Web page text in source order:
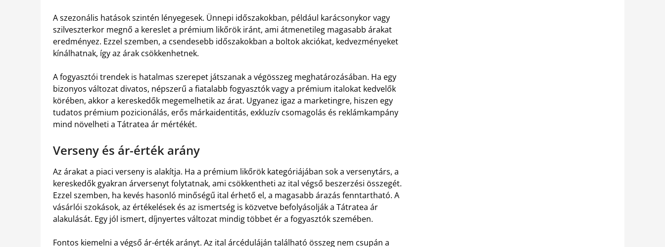
A szezonális hatások szintén lényegesek. Ünnepi időszakokban, például karácsonykor vagy
szilveszterkor megnő a kereslet a prémium likőrök iránt, ami átmenetileg magasabb árakat
eredményez. Ezzel szemben, a csendesebb időszakokban a boltok akciókat, kedvezményeket
kínálhatnak, így az árak csökkenhetnek.
A fogyasztói trendek is hatalmas szerepet játszanak a végösszeg meghatározásában. Ha egy
bizonyos változat divatos, népszerű a fiatalabb fogyasztók vagy a prémium italokat kedvelők
körében, akkor a kereskedők megemelhetik az árat. Ugyanez igaz a marketingre, hiszen egy
tudatos prémium pozicionálás, erős márkaidentitás, exkluzív csomagolás és reklámkampány
mind növelheti a Tátratea ár mértékét.
Verseny és ár-érték arány
Az árakat a piaci verseny is alakítja. Ha a prémium likőrök kategóriájában sok a versenytárs, a
kereskedők gyakran árversenyt folytatnak, ami csökkentheti az ital végső beszerzési összegét.
Ezzel szemben, ha kevés hasonló minőségű ital érhető el, a magasabb árazás fenntartható. A
vásárlói szokások, az értékelések és az ismertség is közvetve befolyásolják a Tátratea ár
alakulását. Egy jól ismert, díjnyertes változat mindig többet ér a fogyasztók szemében.
Fontos kiemelni a végső ár-érték arányt. Az ital árcéduláján található összeg nem csupán a